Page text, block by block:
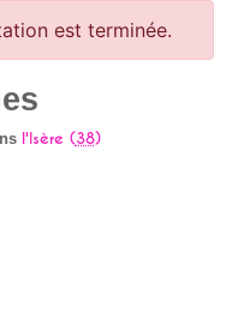
est terminée.
l'Isère (38)